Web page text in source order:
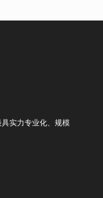
实力专业化、规模